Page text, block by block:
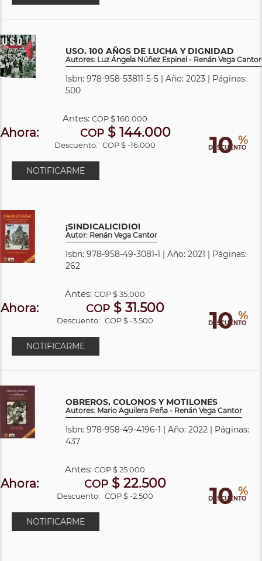
USO. 100 AÑOS DE LUCHA Y DIGNIDAD
Autores: Luz Ángela Núñez Espinel - Renán Vega Cantor
Isbn: 978-958-53811-5-5 | Año: 2023 | Páginas:
500
10 %
DESCUENTO
Antes: COP$ 160.000
Ahora: COP$ 144.000
Descuento: COP $ -16.000
NOTIFICARME
¡SINDICALICIDIO!
Autor: Renán Vega Cantor
Isbn: 978-958-49-3081-1 | Año: 2021 | Páginas:
262
10 %
DESCUENTO
Antes: COP$ 35.000
Ahora: COP $ 31.500
Descuento: COP $ -3.500
NOTIFICARME
OBREROS, COLONOS Y MOTILONES
Autores: Mario Aguilera Peña - Renán Vega Cantor
Isbn: 978-958-49-4196-1 | Año: 2022 | Páginas:
437
10 %
DESCUENTO
Antes: COP$ 25.000
Ahora: COP $ 22.500
Descuento: COP $ -2.500
NOTIFICARME